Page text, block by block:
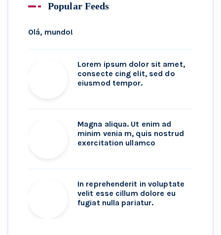
Popular Feeds
Olá, mundo!
Lorem ipsum dolor sit amet,
consecte cing elit, sed do
eiusmod tempor.
Magna aliqua. Ut enim ad
minim venia m, quis nostrud
exercitation ullamco
In reprehenderit in voluptate
velit esse cillum dolore eu
fugiat nulla pariatur.